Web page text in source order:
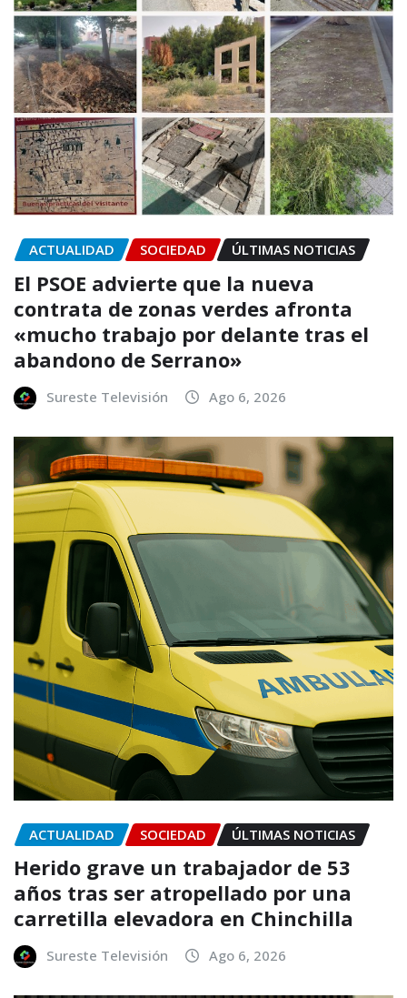
ACTUALIDAD SOCIEDAD ÚLTIMAS NOTICIAS
El PSOE advierte que la nueva
contrata de zonas verdes afronta
«mucho trabajo por delante tras el
abandono de Serrano»
Sureste Televisión Ago 6, 2026
ACTUALIDAD SOCIEDAD ÚLTIMAS NOTICIAS
Herido grave un trabajador de 53
años tras ser atropellado por una
carretilla elevadora en Chinchilla
Sureste Televisión Ago 6, 2026